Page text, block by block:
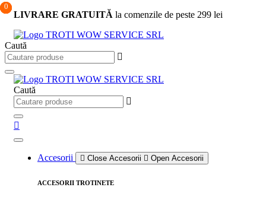
Sari
conținut
LIVRARE GRATUITĂ la comenzile de peste 299 lei
0
Caută
Caută
0
0
Accesorii Close Accesorii Open Accesorii
ACCESORII TROTINETE